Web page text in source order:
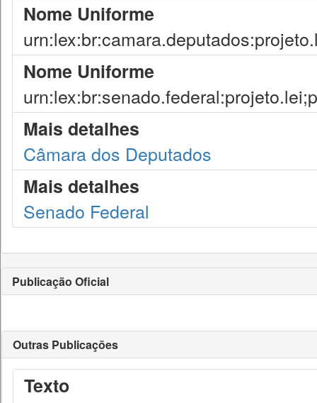
Nome Uniforme
Nome Uniforme
Mais detalhes
Câmara dos Deputados
Mais detalhes
Senado Federal
Publicação Oficial
Outras Publicações
Texto